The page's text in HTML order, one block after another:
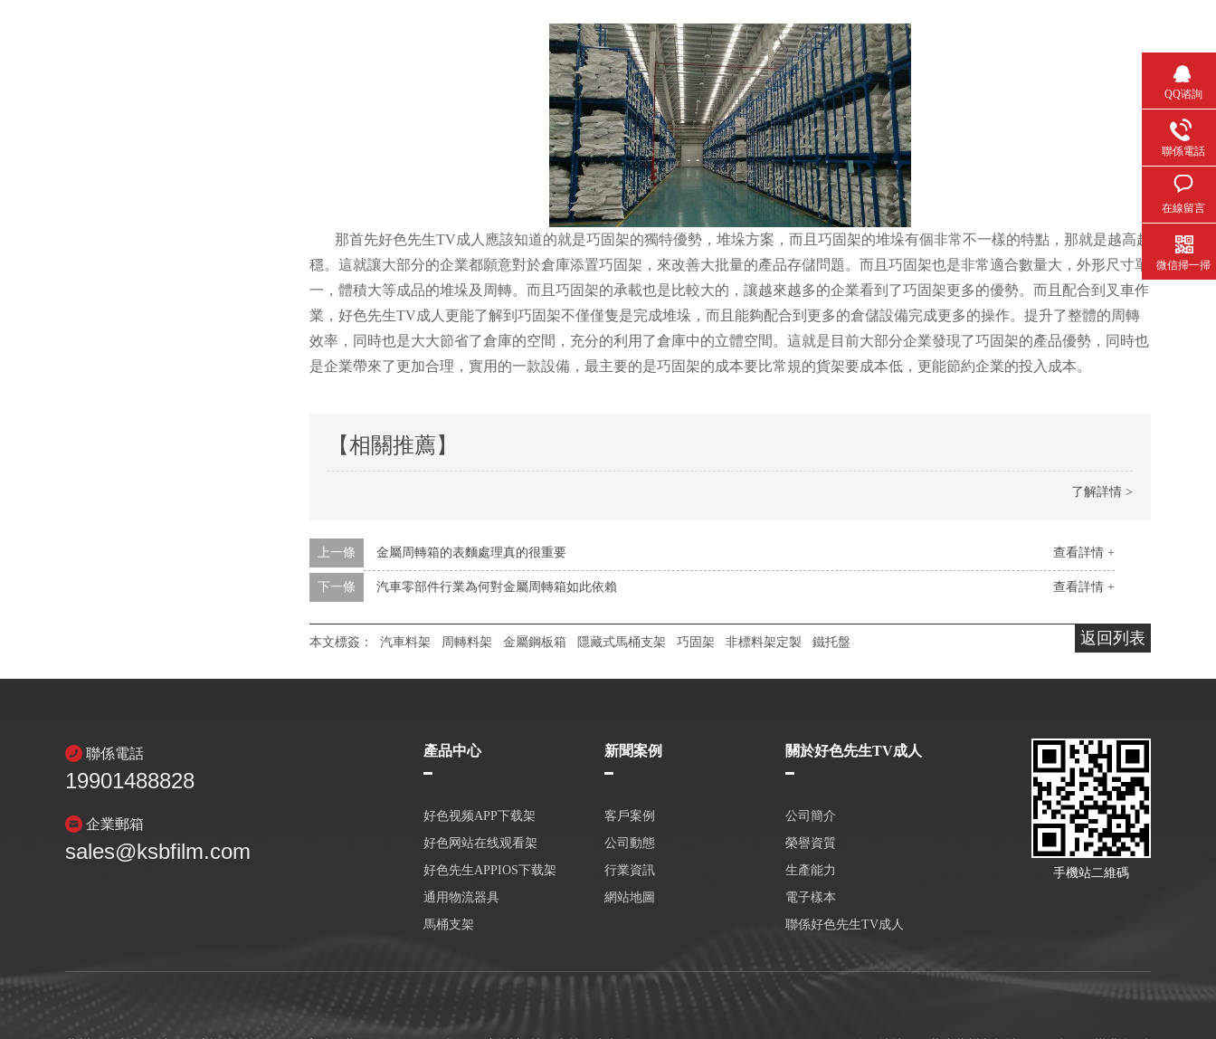
那首先好色先生TV成人應該知道的就是巧固架的獨特優勢，堆垛方案，而且巧固架的堆垛有個非常不一樣的特點，那就是越高越
穩。這就讓大部分的企業都願意對於倉庫添置巧固架，來改善大批量的產品存儲問題。而且巧固架也是非常適合數量大，外形尺寸單
一，體積大等成品的堆垛及周轉。而且巧固架的承載也是比較大的，讓越來越多的企業看到了巧固架更多的優勢。而且配合到叉車作
業，好色先生TV成人更能了解到巧固架不僅僅隻是完成堆垛，而且能夠配合到更多的倉儲設備完成更多的操作。提升了整體的周轉
效率，同時也是大大節省了倉庫的空間，充分的利用了倉庫中的立體空間。這就是目前大部分企業發現了巧固架的產品優勢，同時也
是企業帶來了更加合理，實用的一款設備，最主要的是巧固架的成本要比常規的貨架要成本低，更能節約企業的投入成本。
【相關推薦】
了解詳情 >
查看詳情 +
上一條 金屬周轉箱的表麵處理真的很重要
查看詳情 +
下一條 汽車零部件行業為何對金屬周轉箱如此依賴
返回列表
本文標簽： 汽車料架 周轉料架 金屬鋼板箱 隱藏式馬桶支架 巧固架 非標料架定製 鐵托盤
聯係電話
19901488828
企業郵箱
sales@ksbfilm.com
產品中心
好色视频APP下载架
好色网站在线观看架
好色先生APPIOS下载架
通用物流器具
馬桶支架
新聞案例
客戶案例
公司動態
行業資訊
網站地圖
關於好色先生TV成人
公司簡介
榮譽資質
生產能力
電子樣本
聯係好色先生TV成人
手機站二維碼
QQ谘詢
聯係電話
在線留言
微信掃一掃